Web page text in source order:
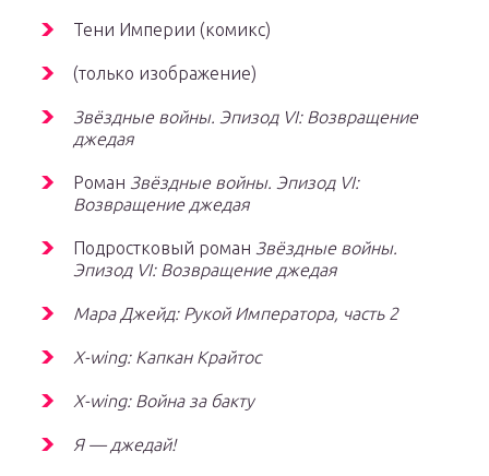
Тени Империи (комикс)
(только изображение)
Звёздные войны. Эпизод VI: Возвращение
джедая
Роман Звёздные войны. Эпизод VI:
Возвращение джедая
Подростковый роман Звёздные войны.
Эпизод VI: Возвращение джедая
Мара Джейд: Рукой Императора, часть 2
X-wing: Капкан Крайтос
X-wing: Война за бакту
Я — джедай!